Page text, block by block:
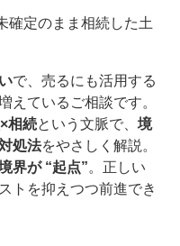
確定のまま相続した土
で、売るにも活用する
ているご相談です。
相続という文脈で、境
処法をやさしく解説。
界が “起点”。正しい
トを抑えつつ前進でき